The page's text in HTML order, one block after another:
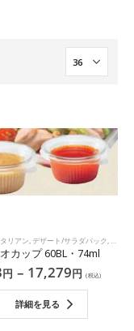
リアン,デザート/サラダパック, ベー
カップ 60BL・74ml
円 – 17,279円 (税込)
詳細を見る